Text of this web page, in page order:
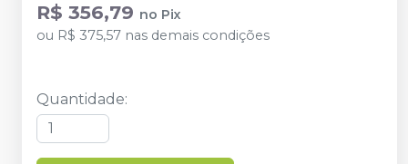
R$ 356,79 no Pix
ou R$ 375,57 nas demais condições
Quantidade: